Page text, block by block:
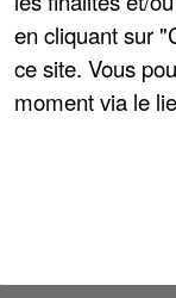
77470 trilport
en cliquant sur
ce site. Vous
moment via le